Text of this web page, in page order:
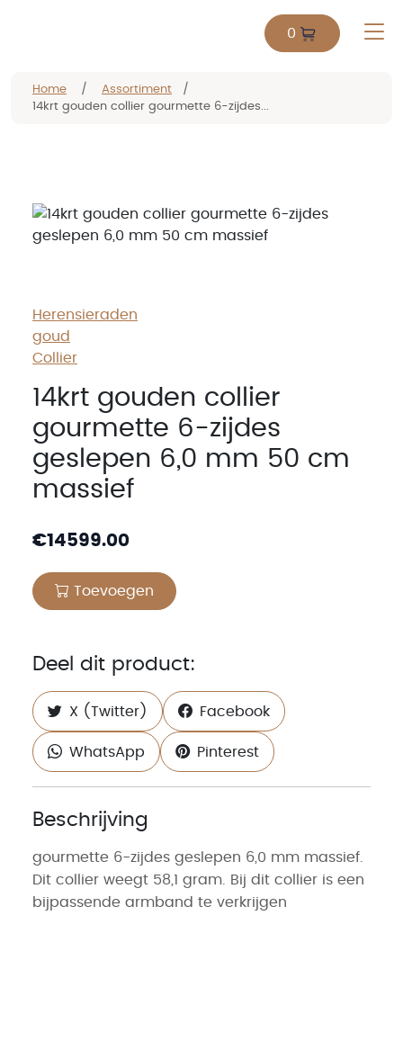
0
Home / Assortiment
/
14krt gouden collier gourmette 6-zijdes...
Herensieraden
goud
Collier
14krt gouden collier
gourmette 6-zijdes
geslepen 6,0 mm 50 cm
massief
€14599.00
Toevoegen
Deel dit product:
X (Twitter) Facebook
WhatsApp Pinterest
Beschrijving
gourmette 6-zijdes geslepen 6,0 mm massief.
Dit collier weegt 58,1 gram. Bij dit collier is een
bijpassende armband te verkrijgen